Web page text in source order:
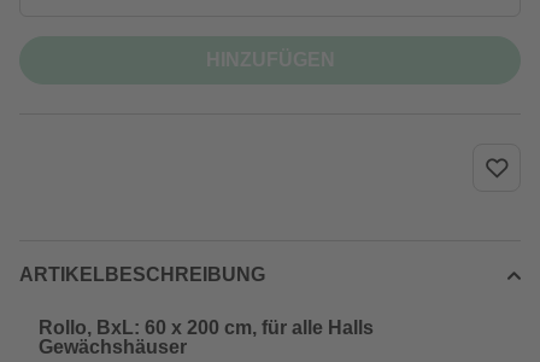
ARTIKELBESCHREIBUNG
Rollo, BxL: 60 x 200 cm, für alle Halls
Gewächshäuser